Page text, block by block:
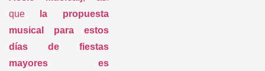
musical para estos
días de fiestas
mayores es
gigantesca.